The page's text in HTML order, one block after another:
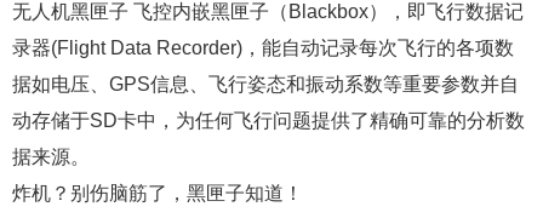
无人机黑匣子 飞控内嵌黑匣子（Blackbox），即飞行数据记
录器(Flight Data Recorder)，能自动记录每次飞行的各项数
据如电压、GPS信息、飞行姿态和振动系数等重要参数并自
动存储于SD卡中，为任何飞行问题提供了精确可靠的分析数
据来源。
炸机？别伤脑筋了，黑匣子知道！